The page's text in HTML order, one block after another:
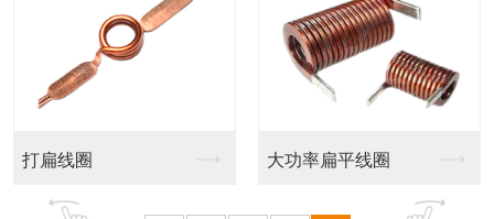
贴片绕线电感RH 一体成型电感HMS